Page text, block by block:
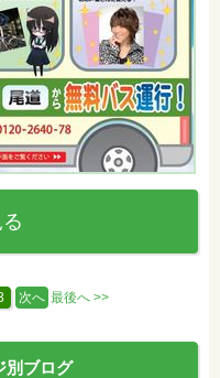
次へ 最後へ >>
別ブログ